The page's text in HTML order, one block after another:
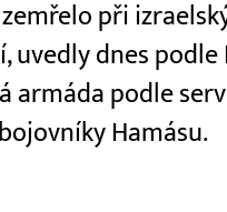
při
uvedly dnes
armáda podle
Hamásu.